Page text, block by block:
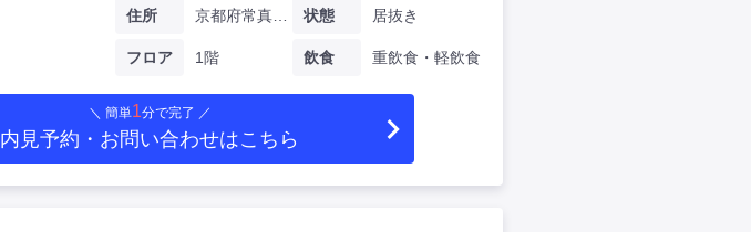
住所
フロア 1階
状態 居抜き
飲食 重飲食・軽飲食
＼ 簡単1分で完了 ／
内見予約・お問い合わせはこちら